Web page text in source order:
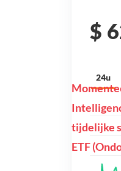
$
24u
tijdelijke
ETF